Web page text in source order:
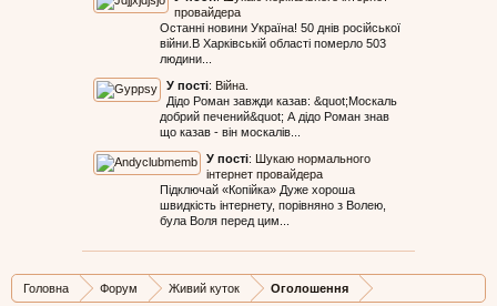
провайдера
Останні новини Україна! 50 днів російської
війни.В Харківській області померло 503
людини...
У пості: Війна.
Дідо Роман завжди казав: &quot;Москаль
добрий печений&quot; А дідо Роман знав
що казав - він москалів...
У пості: Шукаю нормального
інтернет провайдера
Підключай «Копійка» Дуже хороша
швидкість інтернету, порівняно з Волею,
була Воля перед цим...
Головна Форум Живий куток Оголошення